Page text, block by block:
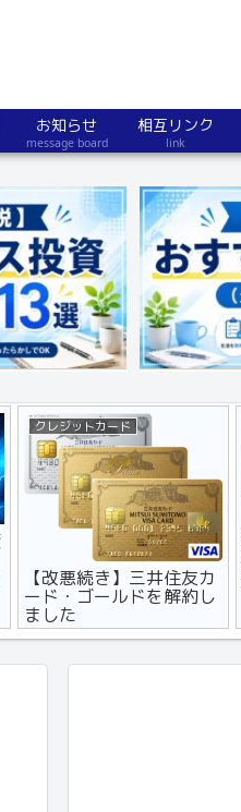
お知らせ
message board
相互リンク
link
マネーリテラシー
【デパート友の会】安易
に手を出さないほうがい
い理由【３つ】